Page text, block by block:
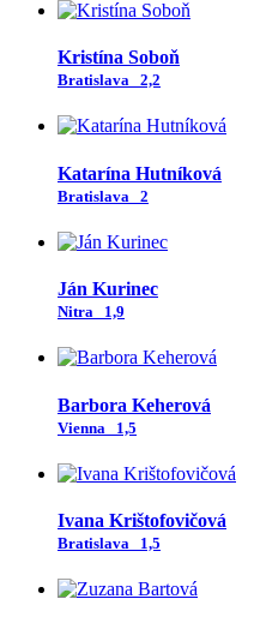
Kristína Soboň
Bratislava 2,2
Katarína Hutníková
Bratislava 2
Ján Kurinec
Nitra 1,9
Barbora Keherová
Vienna 1,5
Ivana Krištofovičová
Bratislava 1,5